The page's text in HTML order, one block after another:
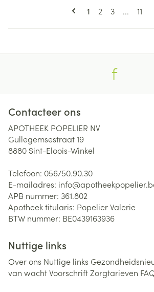
Pagina's
U lees momenteel
1 Pagina
2 Pagina
3 ... 11
Contacteer ons
APOTHEEK POPELIER NV
Gullegemsestraat 19
8880 Sint-Eloois-Winkel
Telefoon: 056/50.90.30
E-mailadres: info@
APB nummer: 361.802
Apotheek titularis: Popelier Valerie
BTW nummer: BE0439163936
Nuttige links
Over ons Nuttige links
van wachtVoorschriftZorgtarieven